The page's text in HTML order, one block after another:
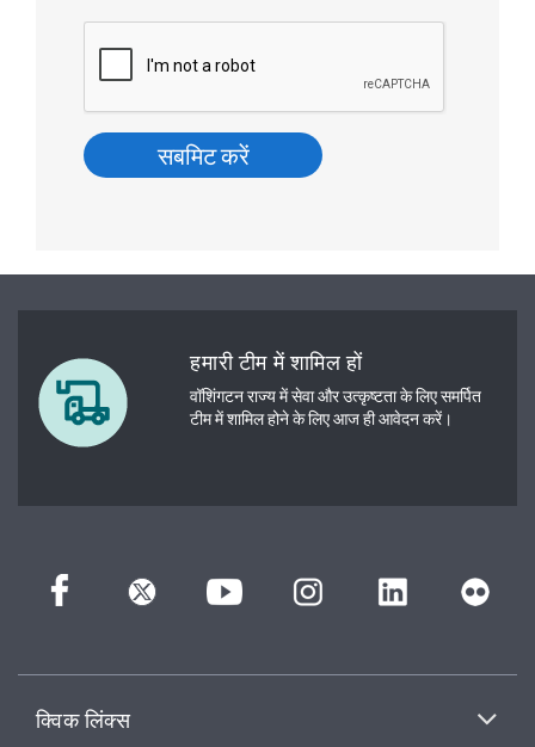
हमारी टीम में शामिल हों
वॉशिंगटन राज्य में सेवा और उत्कृष्टता के लिए समर्पित
टीम में शामिल होने के लिए आज ही आवेदन करें।
क्विक लिंक्स